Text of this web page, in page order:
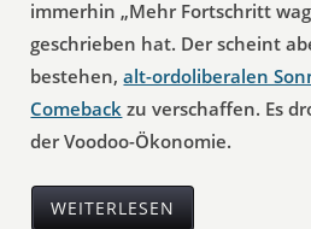
immerhin „Mehr Fortschritt
geschrieben hat. Der scheint
bestehen,alt-ordoliberalen
Comeback zu verschaffen. Es
der Voodoo-Ökonomie.
WEITERLESEN